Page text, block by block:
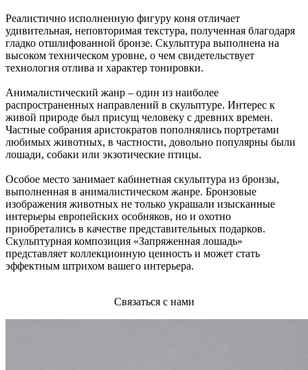
Реалистично исполненную фигуру коня отличает
удивительная, неповторимая текстура, полученная благодаря
гладко отшлифованной бронзе. Скульптура выполнена на
высоком техническом уровне, о чем свидетельствует
технология отлива и характер тонировки.
Анималистический жанр – один из наиболее
распространенных направлений в скульптуре. Интерес к
живой природе был присущ человеку с древних времен.
Частные собрания аристократов пополнялись портретами
любимых животных, в частности, довольно популярны были
лошади, coбаки или экзотические птицы.
Особое место занимает кабинетная скульптура из бронзы,
выполненная в анималистическом жанре. Бронзовые
изображения животных не только украшали изысканные
интерьеры европейских особняков, но и охотно
приобретались в качестве представительных подарков.
Скульптурная композиция «Запряженная лошадь»
представляет коллекционную ценность и может стать
эффектным штрихом вашего интерьера.
Связаться с нами